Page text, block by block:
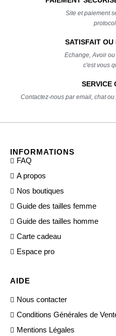
Site et paiement
SATISFAIT OU
Echange, Avoir
c'est vous
SERVICE
Contactez-nous par email, chat
INFORMATIONS
FAQ
A propos
Nos boutiques
Guide des tailles femme
Guide des tailles homme
Carte cadeau
Espace pro
AIDE
Nous contacter
Conditions Générales de
Mentions Légales